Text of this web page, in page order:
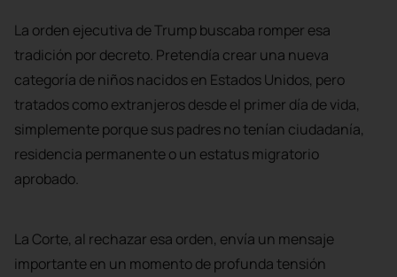
La orden ejecutiva de Trump buscaba romper esa
tradición por decreto. Pretendía crear una nueva
categoría de niños nacidos en Estados Unidos, pero
tratados como extranjeros desde el primer día de vida,
simplemente porque sus padres no tenían ciudadanía,
residencia permanente o un estatus migratorio
aprobado.
La Corte, al rechazar esa orden, envía un mensaje
importante en un momento de profunda tensión